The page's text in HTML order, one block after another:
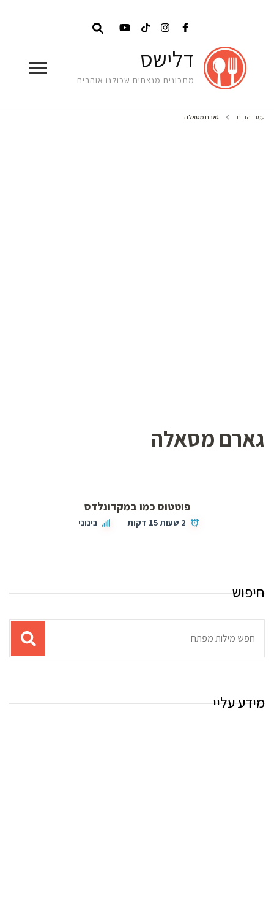
דלישס
מתכונים מנצחים שכולנו אוהבים
עמוד הבית גארם מסאלה
גארם מסאלה
פוטטוס כמו במקדונלדס
2 שעות 15 דקות בינוני
חיפוש
מידע עליי